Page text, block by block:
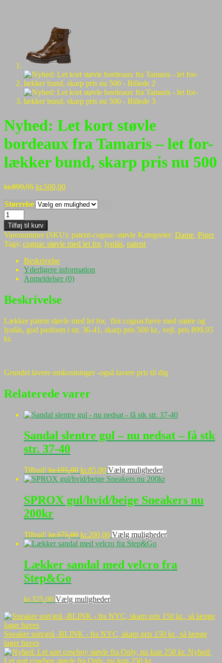
Nyhed: Let kort støvle
bordeaux fra Tamaris – let for-
lækker bund, skarp pris nu 500
kr.899,95 Den
pris
kr.899,95.
kr.500,00Den
pris
Størrelse
Nyhed:
Let
kort
støvle
bordeaux
Tamaris
for-
lækker
skarp
pris
nu
Tilføj til kurv
Varenummer (SKU): patent-cognac-støvle Kategorier: Dame, Piger
Tags: cognac støvle med let for, lynlås, patent
Beskrivelse
Yderligere information
Anmeldelser (0)
Beskrivelse
Lækker patent støvle med let for, flot cognacfarve med snøre og
lynlås, god pasform i str. 36-41, skarp pris 500 kr., vejl. pris 899,95
kr.
Grundet lavere omkostninger -også lavere pris til dig
Relaterede varer
Sandal slentre gul – nu nedsat – få stk
str. 37-40
Tilbud! kr.195,00 Den
oprindelige
var:
kr.195,00.
kr.85,00Den
aktuelle
er:
kr.85,00.
Vælg mulighederDette
vare
flere
varianter.
vælges
på
SPROX gul/hvid/beige Sneakers nu
200kr
Tilbud! kr.375,00 Den
oprindelige
var:
kr.375,00.
kr.200,00Den
aktuelle
kr.200,00.
Vælg mulighederDette
flere
varianter.
varesiden
Lækker sandal med velcro fra
Step&Go
kr.325,00 Vælg mulighederDette
har
varianter.
kan
vælges
Sneaker sort/grå -BLINK - fra NYC, skarp pris 150 kr., så længe
lager haves
Nyhed:
Let sort cowboy støvle fra Only, nu kun 250 kr.